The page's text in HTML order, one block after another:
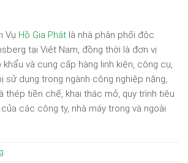
Vụ Hồ Gia Phát là nhà phân phối độc
tại Việt Nam, đồng thời là đơn vị
và cung cấp hàng linh kiện, công cụ,
sử dụng trong ngành công nghiệp nặng,
thép tiền chế, khai thác mỏ, quy trình tiêu
các công ty, nhà máy trong và ngoài